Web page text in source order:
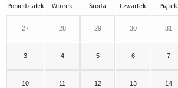
Poniedziałek Wtorek Środa Czwartek Piątek
27 28 29 30 31
3 4 5 6 7
10 11 12 13 14